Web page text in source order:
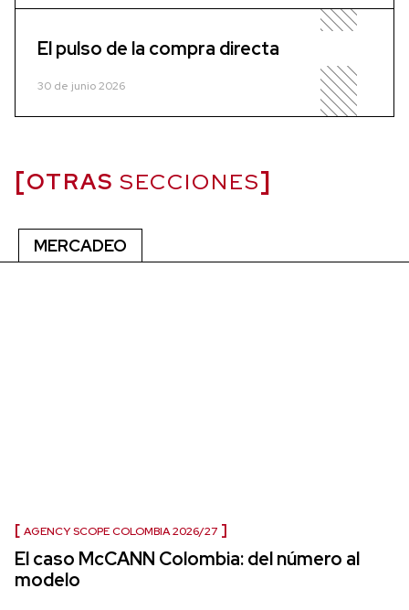
El pulso de la compra directa
30 de junio 2026
OTRAS SECCIONES
MERCADEO
AGENCY SCOPE COLOMBIA 2026/27
El caso McCANN Colombia: del número al
modelo